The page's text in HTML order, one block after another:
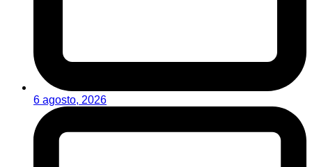
6 agosto, 2026